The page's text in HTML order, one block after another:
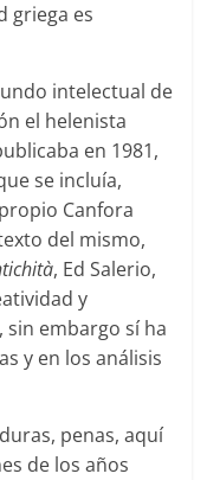
griega es
intelectual de
el helenista
en 1981,
se incluía,
Canfora
del mismo,
, Ed Salerio,
y
embargo sí ha
y en los análisis
penas, aquí
de los años